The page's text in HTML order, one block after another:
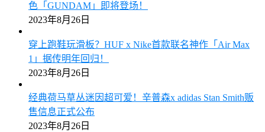
色「GUNDAM」即将登场！
2023年8月26日
穿上跑鞋玩滑板？HUF x Nike首款联名神作「Air Max
1」据传明年回归！
2023年8月26日
经典荷马草丛迷因超可爱！辛普森x adidas Stan Smith贩
售信息正式公布
2023年8月26日